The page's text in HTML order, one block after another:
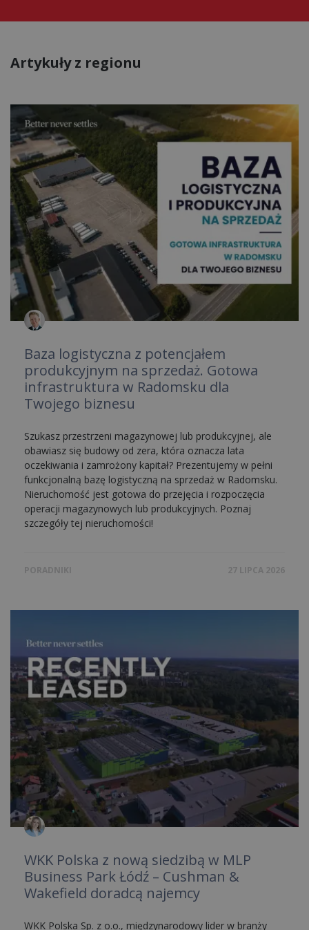
Artykuły z regionu
Baza logistyczna z potencjałem
produkcyjnym na sprzedaż. Gotowa
infrastruktura w Radomsku dla
Twojego biznesu
Szukasz przestrzeni magazynowej lub produkcyjnej, ale
obawiasz się budowy od zera, która oznacza lata
oczekiwania i zamrożony kapitał? Prezentujemy w pełni
funkcjonalną bazę logistyczną na sprzedaż w Radomsku.
Nieruchomość jest gotowa do przejęcia i rozpoczęcia
operacji magazynowych lub produkcyjnych. Poznaj
szczegóły tej nieruchomości!
PORADNIKI 27 LIPCA 2026
WKK Polska z nową siedzibą w MLP
Business Park Łódź – Cushman &
Wakefield doradcą najemcy
WKK Polska Sp. z o.o., międzynarodowy lider w branży